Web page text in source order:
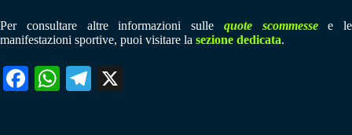
Per consultare altre informazioni sulle quote scommessee le
manifestazioni sportive, puoi visitare la sezione dedicata.
Fa W
Te